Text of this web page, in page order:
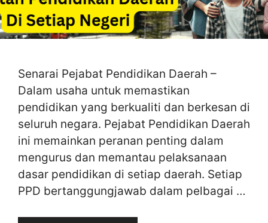
Senarai Pejabat Pendidikan Daerah –
Dalam usaha untuk memastikan
pendidikan yang berkualiti dan berkesan di
seluruh negara. Pejabat Pendidikan Daerah
ini memainkan peranan penting dalam
mengurus dan memantau pelaksanaan
dasar pendidikan di setiap daerah. Setiap
PPD bertanggungjawab dalam pelbagai …